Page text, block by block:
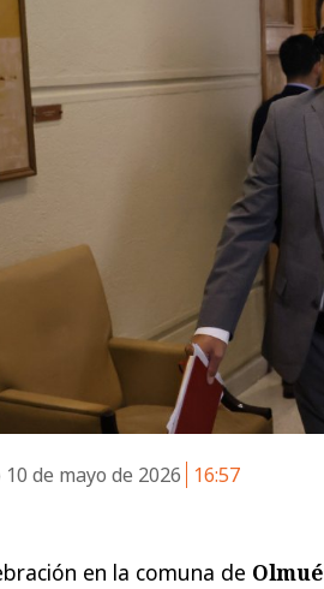
de mayo de 2026 16:57
en la comuna de Olmué